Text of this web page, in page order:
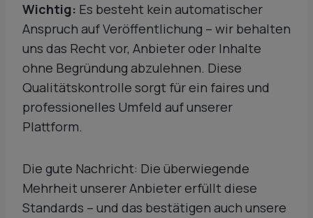
Wichtig: Es besteht kein automatischer
Anspruch auf Veröffentlichung – wir behalten
uns das Recht vor, Anbieter oder Inhalte
ohne Begründung abzulehnen. Diese
Qualitätskontrolle sorgt für ein faires und
professionelles Umfeld auf unserer
Plattform.
Die gute Nachricht: Die überwiegende
Mehrheit unserer Anbieter erfüllt diese
Standards – und das bestätigen auch unsere